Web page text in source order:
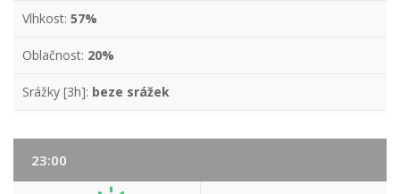
Vlhkost: 57%
Oblačnost: 20%
Srážky [3h]: beze srážek
23:00